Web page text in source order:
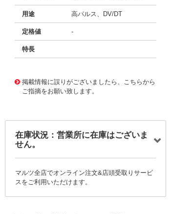
用途 高パルス、DV/DT
定格値 -
特長
掲載情報に誤りがございましたら、こちらから
ご指摘をお願い致します。
在庫状況：営業所に在庫はございま
せん。
マルツ全店でオンライン注文&店頭受取りサービ
スをご利用いただけます。